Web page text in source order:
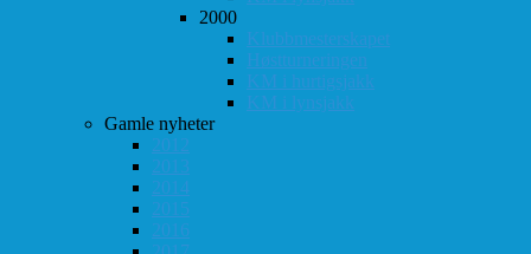
2000
Klubbmesterskapet
Høstturneringen
KM i hurtigsjakk
KM i lynsjakk
Gamle nyheter
2012
2013
2014
2015
2016